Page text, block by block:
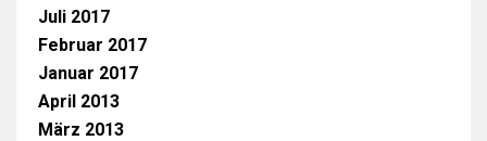
Juli 2017
Februar 2017
Januar 2017
April 2013
März 2013